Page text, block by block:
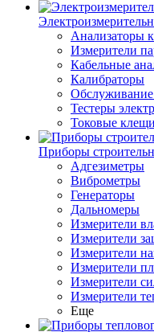
Анализаторы
Измерители
Кабельные
Калибраторы
Тестеры
Токовые клещи
Приборы
Адгезиметры
Виброметры
Генераторы
Дальномеры
Измерители
Измерители
Измерители
Измерители
Измерители
Измерители
Еще